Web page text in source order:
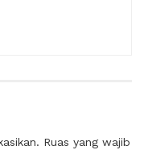
Ruas yang wajib